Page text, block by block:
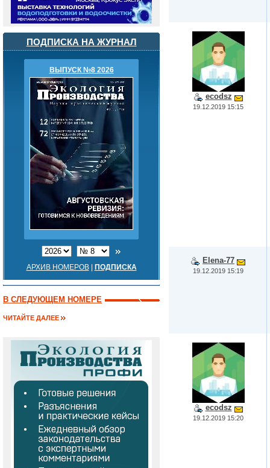
ПОДПИСКА НА ЖУРНАЛ
ВЫПУСК №8 2026
АРХИВ НОМЕРОВ| ПОДПИСКА
В СЛЕДУЮЩЕМ НОМЕРЕ
ЧИТАЙТЕ ДАЛЕЕ
ecodsz
19.12.2019 15:15
Elena-77
19.12.2019 15:19
ecodsz
19.12.2019 15:20